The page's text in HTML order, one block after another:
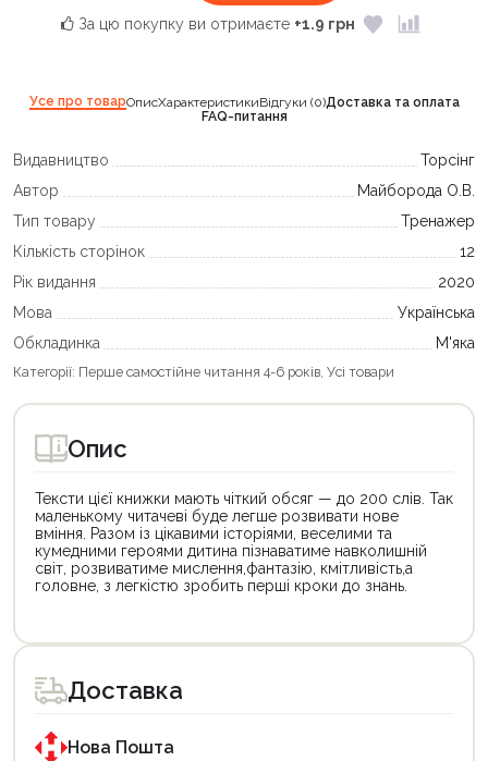
За цю покупку ви отримаєте +1.9 грн
Усе про товарОписХарактеристикиВідгуки (0)Доставка та оплата
FAQ-питання
Видавництво
Торсінг
Автор
Майборода О.В.
Тип товару
Тренажер
Кількість сторінок
12
Рік видання
2020
Мова
Українська
Обкладинка
М'яка
Категорії: Перше самостійне читання 4-6 років, Усі товари
Опис
Тексти цієї книжки мають чіткий обсяг — до 200 слів. Так
маленькому читачеві буде легше розвивати нове
вміння. Разом із цікавими історіями, веселими та
кумедними героями дитина пізнаватиме навколишній
світ, розвиватиме мислення,фантазію, кмітливість,а
головне, з легкістю зробить перші кроки до знань.
Доставка
Нова Пошта